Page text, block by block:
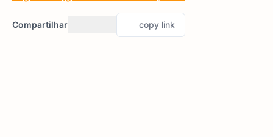
Compartilhar copy link